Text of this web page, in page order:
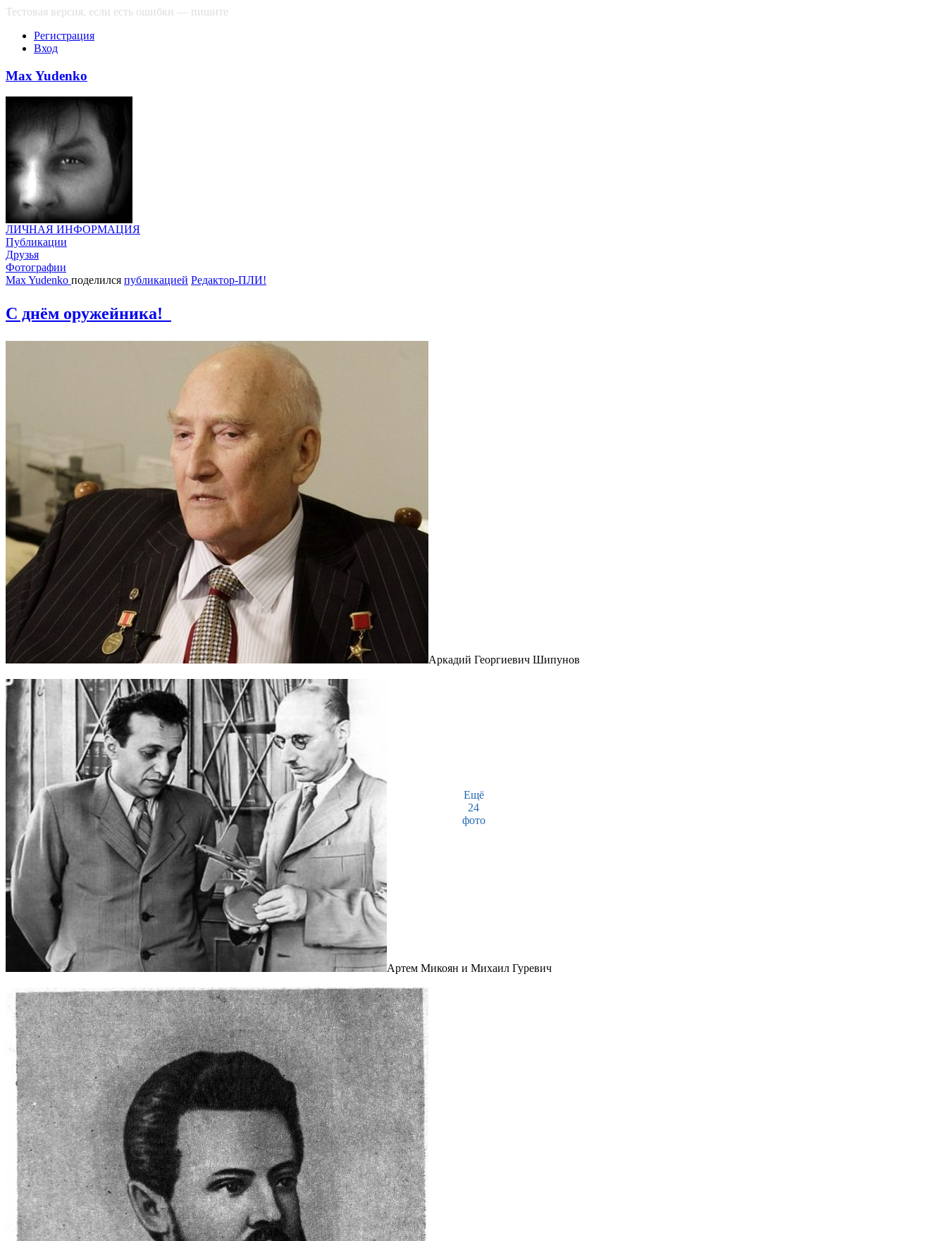
Тестовая версия, если есть ошибки — пишите
Регистрация
Вход
Max Yudenko
ЛИЧНАЯ ИНФОРМАЦИЯ
Публикации
Друзья
Фотографии
Max Yudenko поделился публикацией Редактор-ПЛИ!
С днём оружейника!
Аркадий Георгиевич Шипунов
Артем Микоян и Михаил Гуревич
Ещё
24
фото